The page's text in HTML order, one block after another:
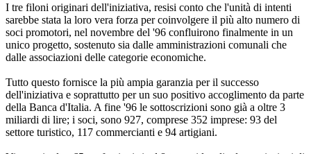
I tre filoni originari dell'iniziativa, resisi conto che l'unità di intenti
sarebbe stata la loro vera forza per coinvolgere il più alto numero di
soci promotori, nel novembre del '96 confluirono finalmente in un
unico progetto, sostenuto sia dalle amministrazioni comunali che
dalle associazioni delle categorie economiche.
Tutto questo fornisce la più ampia garanzia per il successo
dell'iniziativa e soprattutto per un suo positivo accoglimento da parte
della Banca d'Italia. A fine '96 le sottoscrizioni sono già a oltre 3
miliardi di lire; i soci, sono 927, comprese 352 imprese: 93 del
settore turistico, 117 commercianti e 94 artigiani.